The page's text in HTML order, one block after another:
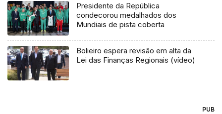
Presidente da República
condecorou medalhados dos
Mundiais de pista coberta
Bolieiro espera revisão em alta da
Lei das Finanças Regionais (vídeo)
PUB